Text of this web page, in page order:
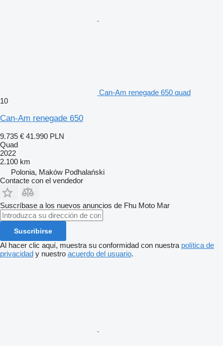
Can-Am renegade 650 quad
10
Can-Am renegade 650
9.735 € 41.990 PLN
Quad
2022
2.100 km
Polonia, Maków Podhalański
Contacte con el vendedor
Suscríbase a los nuevos anuncios de Fhu Moto Mar
Suscribirse
Al hacer clic aquí, muestra su conformidad con nuestra política de
privacidad y nuestro acuerdo del usuario.